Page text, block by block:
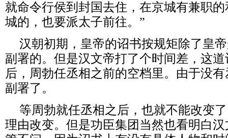
就命令行侯到封国去住，在京城有兼职
城的，也要派太子前往。”
汉朝初期，皇帝的诏书按规矩除了皇
副署的。但是汉文帝打了个时间差，这
后，周勃任丞相之前的空档里。由于没
副署了。
等周勃就任丞相之后，也就不能改变
理由改变。但是功臣集团当然也看明白